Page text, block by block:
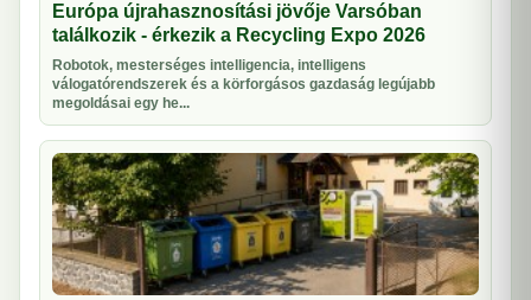
Európa újrahasznosítási jövője Varsóban
találkozik - érkezik a Recycling Expo 2026
Robotok, mesterséges intelligencia, intelligens
válogatórendszerek és a körforgásos gazdaság legújabb
megoldásai egy he...